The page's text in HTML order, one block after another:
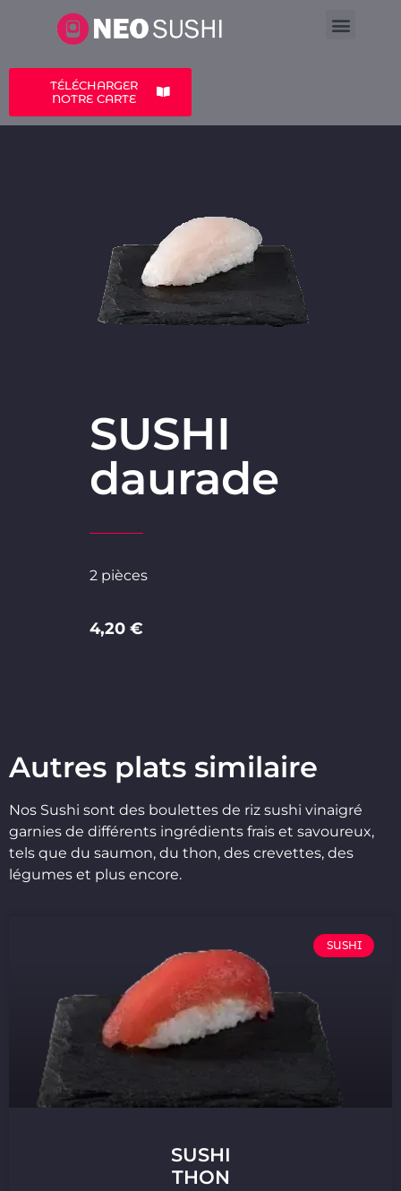
TÉLÉCHARGER
NOTRE CARTE
SUSHI
daurade
2 pièces
4,20 €
Autres plats similaire
Nos Sushi sont des boulettes de riz sushi vinaigré
garnies de différents ingrédients frais et savoureux,
tels que du saumon, du thon, des crevettes, des
légumes et plus encore.
SUSHI
SUSHI
THON